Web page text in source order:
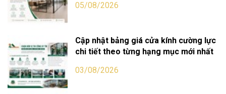
05/08/2026
Cập nhật bảng giá cửa kính cường lực
chi tiết theo từng hạng mục mới nhất
03/08/2026